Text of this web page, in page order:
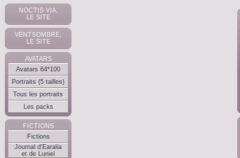
NOCTIS VIA,
LE SITE
VENTSOMBRE,
LE SITE
AVATARS
Avatars 64*100
Portraits (5 tailles)
Tous les portraits
Les packs
FICTIONS
Fictions
Journal d'Earalia
et de Luniel